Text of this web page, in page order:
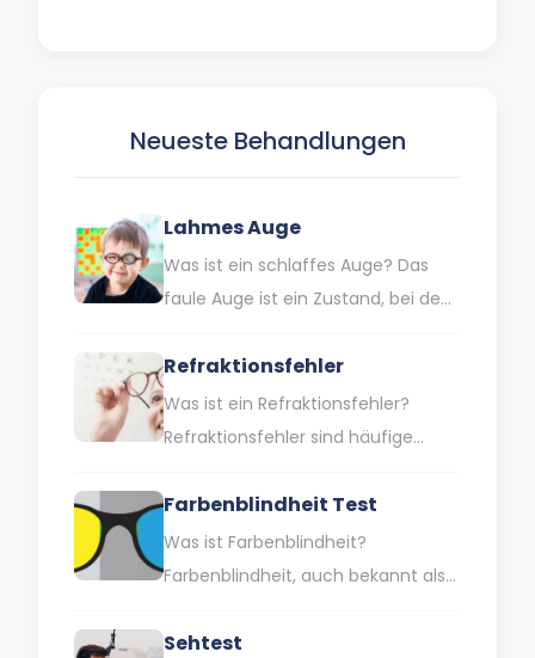
Neueste Behandlungen
Lahmes Auge
Was ist ein schlaffes Auge? Das
faule Auge ist ein Zustand, bei dem
als normal…
Refraktionsfehler
Was ist ein Refraktionsfehler?
Refraktionsfehler sind häufige
dass das Auge das Licht nicht
richtig bündelt. Dies…
Farbenblindheit Test
Was ist Farbenblindheit?
Farbenblindheit, auch bekannt als
eine Sehbehinderung, die dadurch
Sehtest